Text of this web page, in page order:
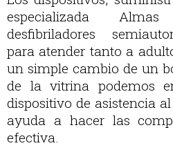
especializada
desfibriladores
para atender tanto a
un simple cambio de un
de la vitrina podemos
dispositivo de asistencia
ayuda a hacer las
efectiva.